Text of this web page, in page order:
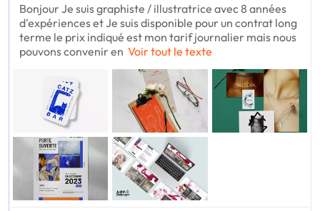
Bonjour Je suis graphiste / illustratrice avec 8 années
d'expériences et Je suis disponible pour un contrat long
terme le prix indiqué est mon tarif journalier mais nous
pouvons convenir en Voir tout le texte